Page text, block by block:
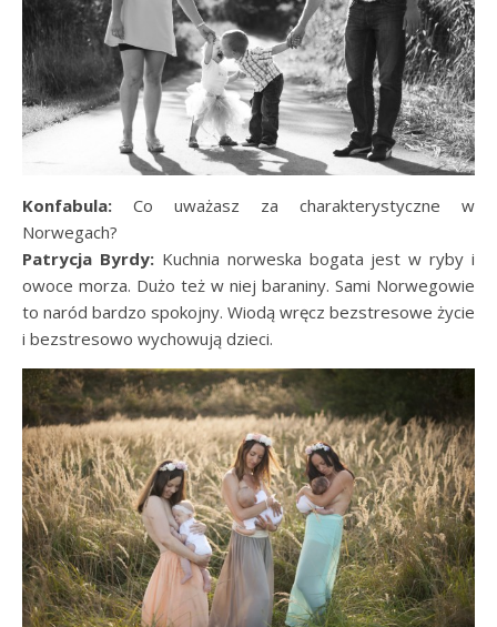
Konfabula: Co uważasz za charakterystyczne w
Norwegach?
Patrycja Byrdy:Kuchnia norweska bogata jest w ryby i
owoce morza. Dużo też w niej baraniny. Sami Norwegowie
to naród bardzo spokojny. Wiodą wręcz bezstresowe życie
i bezstresowo wychowują dzieci.